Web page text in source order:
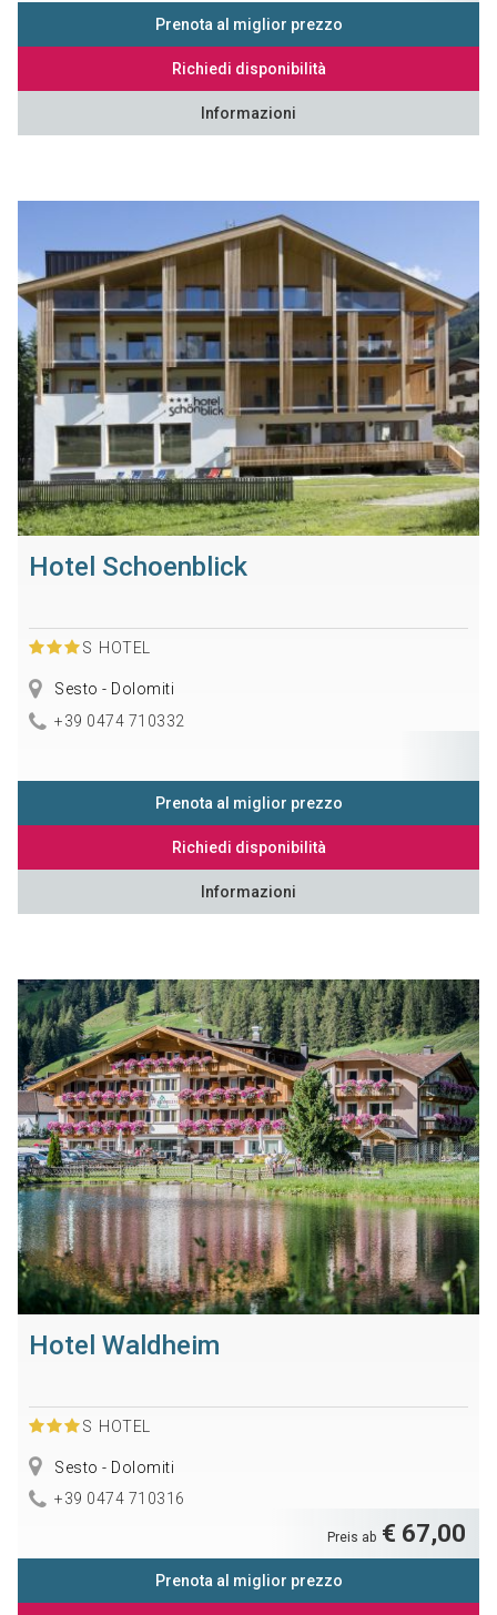
Prenota al miglior prezzo
Richiedi disponibilità
Informazioni
Hotel Schoenblick
S HOTEL
Sesto - Dolomiti
+39 0474 710332
Prenota al miglior prezzo
Richiedi disponibilità
Informazioni
Hotel Waldheim
S HOTEL
Sesto - Dolomiti
+39 0474 710316
Preis ab € 67,00
Prenota al miglior prezzo